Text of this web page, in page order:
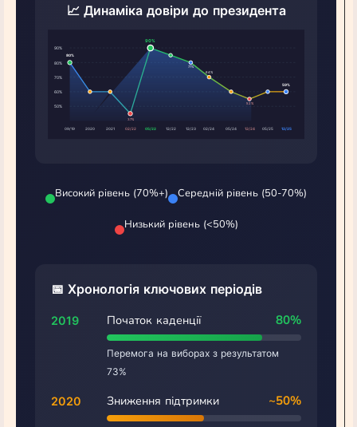
📈 Динаміка довіри до президента
Високий рівень (70%+) Середній рівень (50-70%)
Низький рівень (<50%)
📅 Хронологія ключових періодів
2019 Початок каденції 80%
Перемога на виборах з результатом
73%
2020 Зниження підтримки ~50%